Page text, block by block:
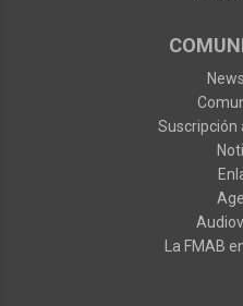
Suscripción
La FMAB